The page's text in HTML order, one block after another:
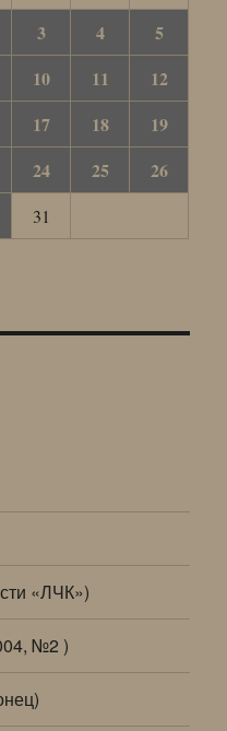
3 4
5
10 11
12
17 18
19
24 25
26
31
«ЛЧК»)
№2 )